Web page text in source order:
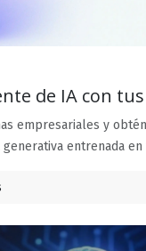
de IA con
empresariales y
entrenada